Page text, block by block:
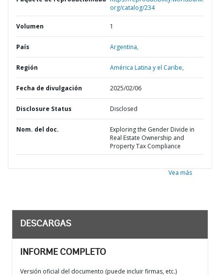
org/catalog/234
Volumen 1
País Argentina,
Región América Latina y el Caribe,
Fecha de divulgación 2025/02/06
Disclosure Status Disclosed
Nom. del doc.
Exploring the Gender Divide in
Real Estate Ownership and
Property Tax Compliance
Vea más
DESCARGAS
INFORME COMPLETO
Versión oficial del documento (puede incluir firmas, etc.)